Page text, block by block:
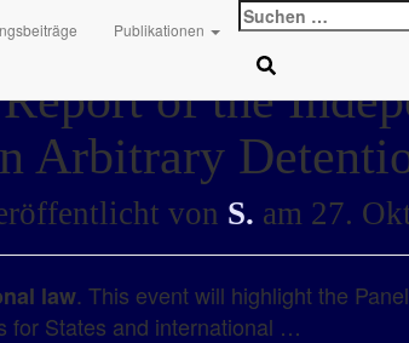
Publikationen
Suchen
nach:
of the
Arbitrary
von S. am 27.
law. This event will highlight the
for States and international …